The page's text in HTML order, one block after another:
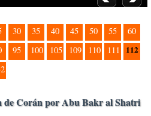
30 35 40 45 50 55
60
95 100 105 109 110 111 112
de Corán por Abu Bakr al Shatri